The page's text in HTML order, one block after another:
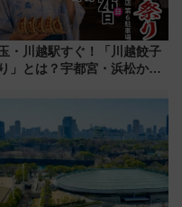
・川越駅すぐ！「川越餃子
」とは？宇都宮・浜松から
食べ比べ【7月25日・26日開